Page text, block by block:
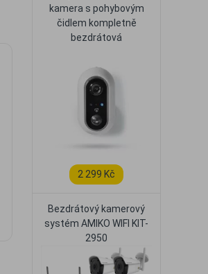
kamera s pohybovým
čidlem kompletně
bezdrátová
2 299 Kč
Bezdrátový kamerový
systém AMIKO WIFI KIT-
2950